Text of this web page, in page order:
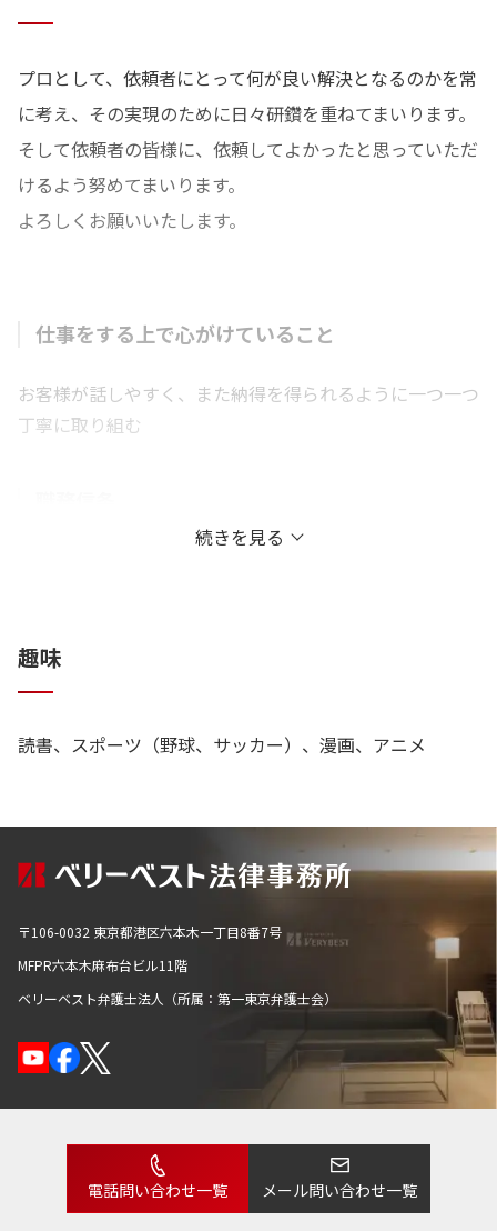
プロとして、依頼者にとって何が良い解決となるのかを常
に考え、その実現のために日々研鑽を重ねてまいります。
そして依頼者の皆様に、依頼してよかったと思っていただ
けるよう努めてまいります。
よろしくお願いいたします。
仕事をする上で心がけていること
お客様が話しやすく、また納得を得られるように一つ一つ
丁寧に取り組む
続きを見る
趣味
読書、スポーツ（野球、サッカー）、漫画、アニメ
〒106-0032 東京都港区六本木一丁目8番7号
MFPR六本木麻布台ビル11階
ベリーベスト弁護士法人（所属：第一東京弁護士会）
電話問い合わせ一覧 メール問い合わせ一覧